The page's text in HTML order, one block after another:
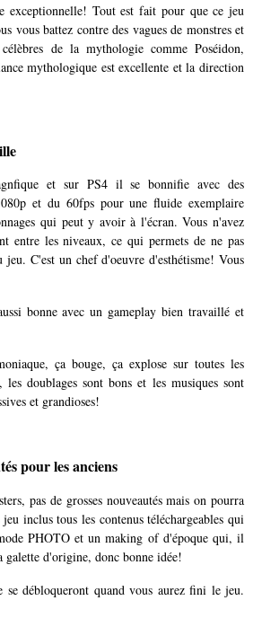
exceptionnelle! Tout est fait pour que ce jeu
vous battez contre des vagues de monstres et
de la mythologie comme Poséidon,
mythologique est excellente et la direction
et sur PS4 il se bonnifie avec des
et du 60fps pour une fluide exemplaire
qui peut y avoir à l'écran. Vous n'avez
entre les niveaux, ce qui permets de ne pas
jeu. C'est un chef d'oeuvre d'esthétisme! Vous
bonne avec un gameplay bien travaillé et
ça bouge, ça explose sur toutes les
les doublages sont bons et les musiques sont
et grandioses!
pour les anciens
pas de grosses nouveautés mais on pourra
inclus tous les contenus téléchargeables qui
PHOTO et un making of d'époque qui, il
galette d'origine, donc bonne idée!
se débloqueront quand vous aurez fini le jeu.